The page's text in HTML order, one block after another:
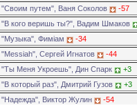
"Своим путем", Ваня Соколов
-57
"В кого веришь ты?", Вадим Шмаков
"Музыка", Фимiам
-34
"Messiah", Сергей Игнатов
-44
"Ты Меня Укроешь", Дин Спарк
+3
"В который раз", Дмитрий Гузов
+3
"Надежда", Виктор Жулин
-54